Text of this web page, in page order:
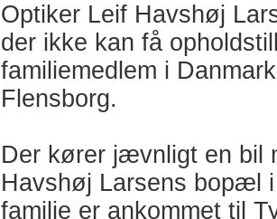
Optiker Leif Havshøj
der ikke kan få
familiemedlem i
Flensborg.
Der kører jævnligt en bil
Havshøj Larsens bopæl
familie er ankommet til